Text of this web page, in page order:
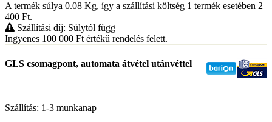
A termék súlya 0.08 Kg, így a szállítási költség 1 termék esetében 2
400 Ft.
Szállítási díj: Súlytól függ
Ingyenes 100 000 Ftértékű rendelés felett.
GLS csomagpont, automata átvétel utánvéttel
Szállítás: 1-3 munkanap